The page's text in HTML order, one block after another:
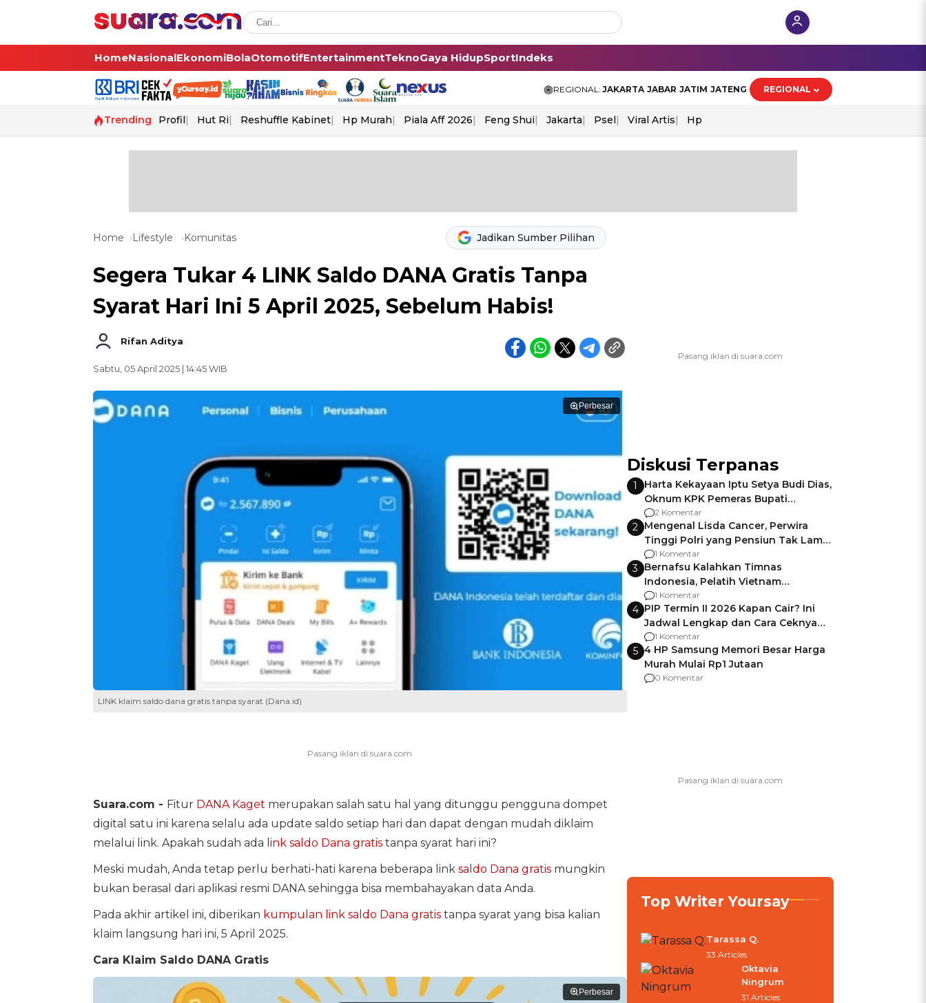
HomeNasionalEkonomiBolaOtomotifEntertainmentTeknoGaya HidupSportIndeks
REGIONAL: JAKARTA JABAR JATIM JATENG REGIONAL
Trending Profil Hut Ri Reshuffle Kabinet Hp Murah Piala Aff 2026 Feng Shui Jakarta Psel Viral Artis Hp
Home Lifestyle Komunitas Jadikan Sumber Pilihan
Segera Tukar 4 LINK Saldo DANA Gratis Tanpa
Syarat Hari Ini 5 April 2025, Sebelum Habis!
Rifan Aditya
Sabtu, 05 April 2025 | 14:45 WIB
Perbesar
LINK klaim saldo dana gratis tanpa syarat (Dana.id)
Suara.com - Fitur DANA Kaget merupakan salah satu hal yang ditunggu pengguna dompet
digital satu ini karena selalu ada update saldo setiap hari dan dapat dengan mudah diklaim
melalui link. Apakah sudah ada link saldo Dana gratistanpa syarat hari ini?
Meski mudah, Anda tetap perlu berhati-hati karena beberapa link saldo Dana gratismungkin
bukan berasal dari aplikasi resmi DANA sehingga bisa membahayakan data Anda.
Pada akhir artikel ini, diberikan kumpulan link saldo Dana gratistanpa syarat yang bisa kalian
klaim langsung hari ini, 5 April 2025.
Cara Klaim Saldo DANA Gratis
Perbesar
Diskusi Terpanas
1
Harta Kekayaan Iptu Setya Budi Dias,
Oknum KPK Pemeras Bupati
Pemalang
2 Komentar
2 Mengenal Lisda Cancer, Perwira
Tinggi Polri yang Pensiun Tak Lama
Usai Jadi Brigjen
1 Komentar
3 Bernafsu Kalahkan Timnas
Indonesia, Pelatih Vietnam
Berencana Pakai Jimat di Pakansari
1 Komentar
4 PIP Termin II 2026 Kapan Cair? Ini
Jadwal Lengkap dan Cara Ceknya
agar Dana Tidak Hangus!
1 Komentar
5 4 HP Samsung Memori Besar Harga
Murah Mulai Rp1 Jutaan
0 Komentar
Top Writer Yoursay
Tarassa Q.
33 Articles
Oktavia
Ningrum
31 Articles